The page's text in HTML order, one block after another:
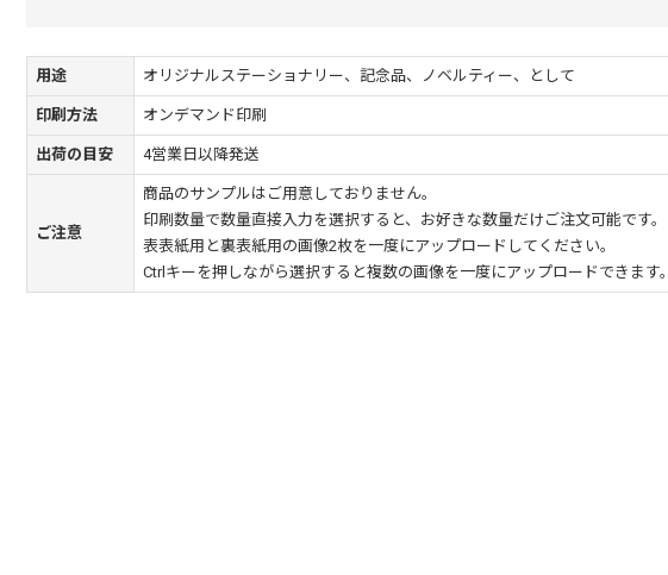
用途 オリジナルステーショナリー、記念品、ノベルティー、として
印刷方法 オンデマンド印刷
出荷の目安 4営業日以降発送
ご注意
商品のサンプルはご用意しておりません。
印刷数量で数量直接入力を選択すると、お好きな数量だけご注文可能です。
表表紙用と裏表紙用の画像2枚を一度にアップロードしてください。
Ctrlキーを押しながら選択すると複数の画像を一度にアップロードできます。